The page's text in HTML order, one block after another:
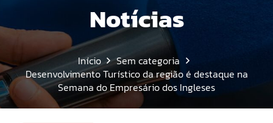
Notícias
Início
Sem categoria
Desenvolvimento Turístico da região é destaque na
Semana do Empresário dos Ingleses